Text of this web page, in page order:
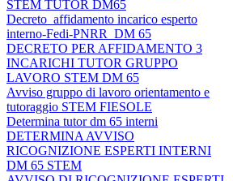
STEM TUTOR DM65
Decreto_affidamento incarico esperto
interno-Fedi-PNRR_DM 65
DECRETO PER AFFIDAMENTO 3
INCARICHI TUTOR GRUPPO
LAVORO STEM DM 65
Avviso gruppo di lavoro orientamento e
tutoraggio STEM FIESOLE
Determina tutor dm 65 interni
DETERMINA AVVISO
RICOGNIZIONE ESPERTI INTERNI
DM 65 STEM